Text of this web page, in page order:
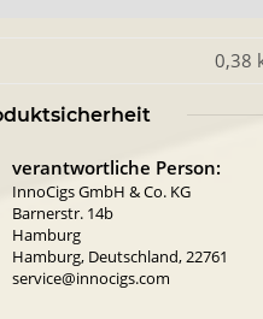
0,38
verantwortliche Person:
InnoCigs GmbH & Co. KG
Barnerstr. 14b
Hamburg
Hamburg, Deutschland, 22761
service@innocigs.com